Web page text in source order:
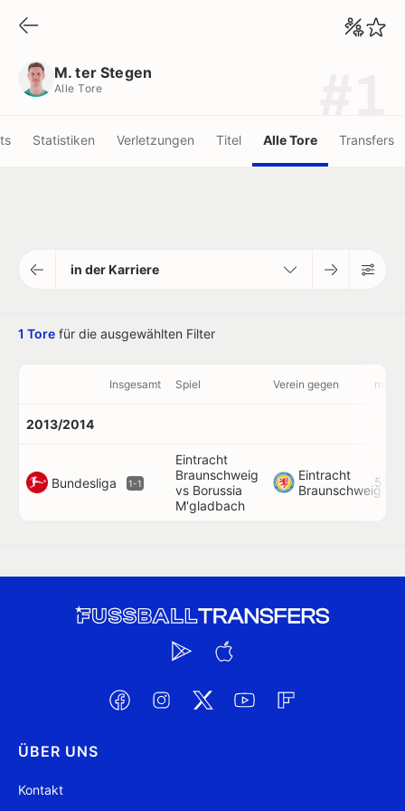
M. ter Stegen
Alle Tore
Statistiken Verletzungen Titel Alle Tore Transfers
in der Karriere
1 Tore für die ausgewählten Filter
Insgesamt Spiel Verein gegen min
2013/2014
Bundesliga 1-1
Eintracht
Braunschweig
vs Borussia
M'gladbach
Eintracht
Braunschweig
52'
ÜBER UNS
Kontakt